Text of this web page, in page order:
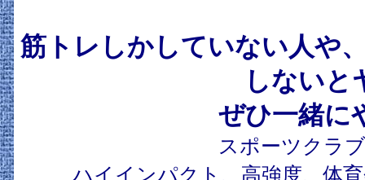
筋トレしかしていない人や
しないと
ぜひ一緒に
スポーツクラ
ハイインパクト、高強度、体